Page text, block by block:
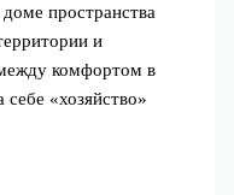
пространства
и
комфортом в
«хозяйство»